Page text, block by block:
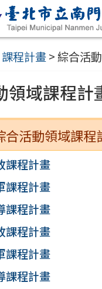
課程計畫>綜合活
領域課程計
合活動領域課程
課程計畫
課程計畫
課程計畫
課程計畫
課程計畫
課程計畫